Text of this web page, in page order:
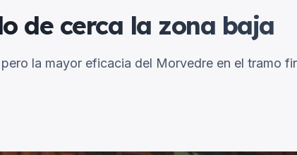
de cerca la zona baja
la mayor eficacia del Morvedre en el tramo